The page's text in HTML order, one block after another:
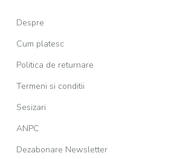
Despre
Cum platesc
Politica de returnare
Termeni si conditii
Sesizari
ANPC
Dezabonare Newsletter